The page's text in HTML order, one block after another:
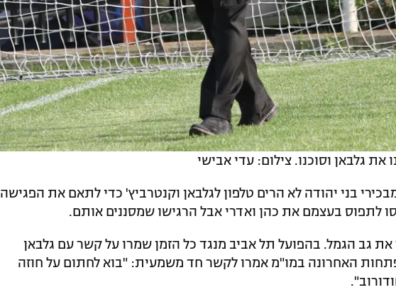
את גלבאן וסוכנו. צילום: עדי אבישי
בני יהודה לא הרים טלפון לגלבאן וקנטרביץ' כדי לתאם את הפגישה
לתפוס בעצמם את כהן ואדרי אבל הרגישו שמסננים אותם.
גב הגמל. בהפועל תל אביב מנגד כל הזמן שמרו על קשר עם גלבאן
האחרונה במו"מ אמרו לקשר חד משמעית: "בוא לחתום על חוזה